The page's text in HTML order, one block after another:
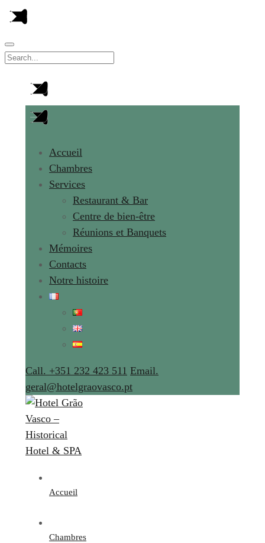
Accueil
Chambres
Services
Restaurant & Bar
Centre de bien-être
Réunions et Banquets
Mémoires
Contacts
Notre histoire
Call. +351 232 423 511 Email.
geral@hotelgraovasco.pt
Accueil
Chambres